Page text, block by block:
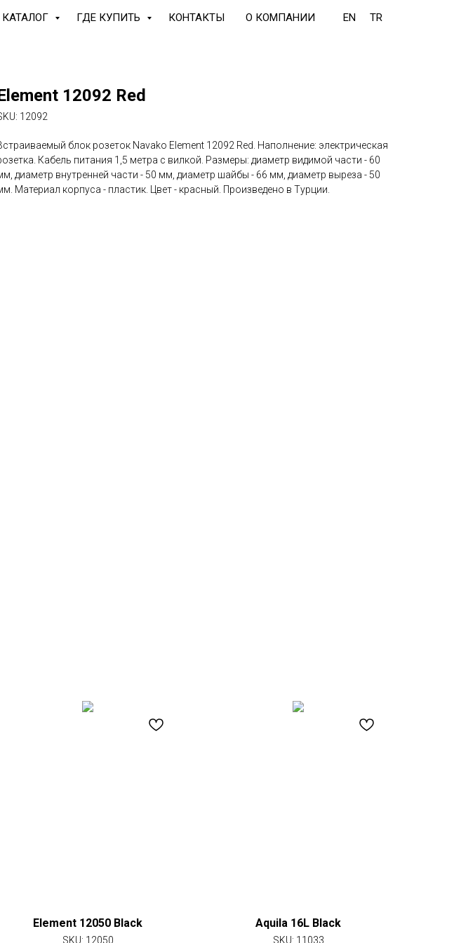
КАТАЛОГ ГДЕ КУПИТЬ КОНТАКТЫ О КОМПАНИИ EN TR
12092 Red
12092
блок розеток Navako Element 12092 Red. Наполнение: электрическая
Кабель питания 1,5 метра с вилкой. Размеры: диаметр видимой части - 60
диаметр внутренней части - 50 мм, диаметр шайбы - 66 мм, диаметр выреза - 50
Материал корпуса - пластик. Цвет - красный. Произведено в Турции.
Element 12050 Black
SKU: 12050
Aquila 16L Black
SKU: 11033